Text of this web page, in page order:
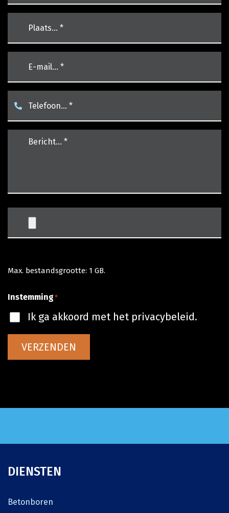
Bericht…
Max. bestandsgrootte: 1 GB.
Instemming*
Ik ga akkoord met het privacybeleid.
VERZENDEN
DIENSTEN
Betonboren